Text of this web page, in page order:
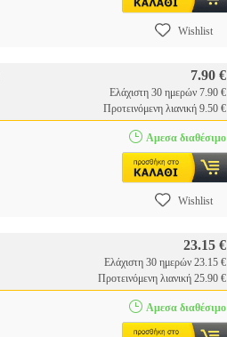
Wishlist
7.90 €
Ελάχιστη 30 ημερών 7.90 €
Προτεινόμενη λιανική 9.50 €
Αμεσα διαθέσιμο
Wishlist
23.15 €
Ελάχιστη 30 ημερών 23.15 €
Προτεινόμενη λιανική 25.90 €
Αμεσα διαθέσιμο